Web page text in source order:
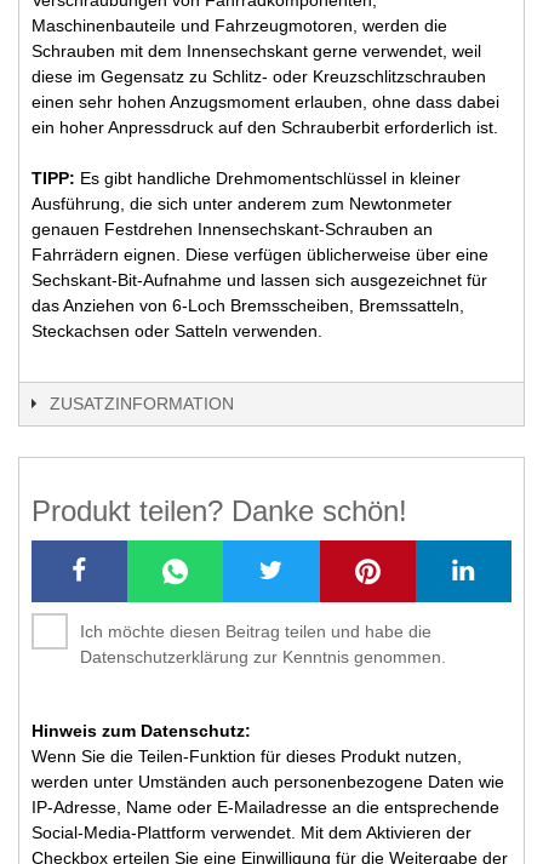
Maschinenbauteile und Fahrzeugmotoren, werden die
Schrauben mit dem Innensechskant gerne verwendet, weil
diese im Gegensatz zu Schlitz- oder Kreuzschlitzschrauben
einen sehr hohen Anzugsmoment erlauben, ohne dass dabei
ein hoher Anpressdruck auf den Schrauberbit erforderlich ist.
TIPP: Es gibt handliche Drehmomentschlüssel in kleiner
Ausführung, die sich unter anderem zum Newtonmeter
genauen Festdrehen Innensechskant-Schrauben an
Fahrrädern eignen. Diese verfügen üblicherweise über eine
Sechskant-Bit-Aufnahme und lassen sich ausgezeichnet für
das Anziehen von 6-Loch Bremsscheiben, Bremssatteln,
Steckachsen oder Satteln verwenden.
ZUSATZINFORMATION
Produkt teilen? Danke schön!
Ich möchte diesen Beitrag teilen und habe die
Datenschutzerklärung zur Kenntnis genommen.
Hinweis zum Datenschutz:
Wenn Sie die Teilen-Funktion für dieses Produkt nutzen,
werden unter Umständen auch personenbezogene Daten wie
IP-Adresse, Name oder E-Mailadresse an die entsprechende
Social-Media-Plattform verwendet. Mit dem Aktivieren der
Checkbox erteilen Sie eine Einwilligung für die Weitergabe der